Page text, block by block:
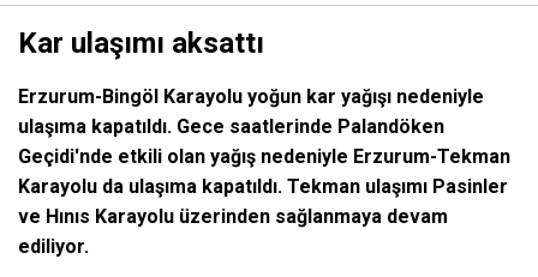
Kar ulaşımı aksattı
Erzurum-Bingöl Karayolu yoğun kar yağışı nedeniyle
ulaşıma kapatıldı. Gece saatlerinde Palandöken
Geçidi'nde etkili olan yağış nedeniyle Erzurum-Tekman
Karayolu da ulaşıma kapatıldı. Tekman ulaşımı Pasinler
ve Hınıs Karayolu üzerinden sağlanmaya devam
ediliyor.